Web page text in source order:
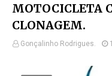
MOTOCICLETA
CLONAGEM.
Gonçalinho Rodrigues.